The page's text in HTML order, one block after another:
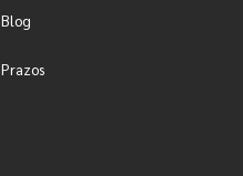
Blog
Prazos